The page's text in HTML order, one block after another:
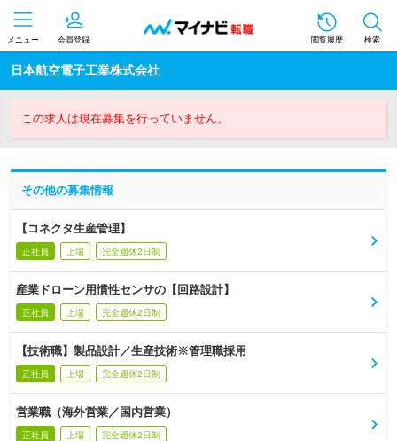
メニュー 会員登録 閲覧履歴 検索
日本航空電子工業株式会社
この求人は現在募集を行っていません。
その他の募集情報
【コネクタ生産管理】
正社員 上場 完全週休2日制
産業ドローン用慣性センサの【回路設計】
正社員 上場 完全週休2日制
【技術職】製品設計／生産技術※管理職採用
正社員 上場 完全週休2日制
営業職（海外営業／国内営業）
正社員 上場 完全週休2日制